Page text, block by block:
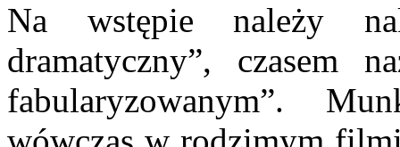
Na wstępie należy
dramatyczny”, czasem
fabularyzowanym”.